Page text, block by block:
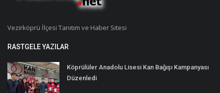
Vezirköprü İlçesi Tanıtım ve Haber Sitesi
RASTGELE YAZILAR
Köprülüler Anadolu Lisesi Kan Bağışı Kampanyası
Düzenledi